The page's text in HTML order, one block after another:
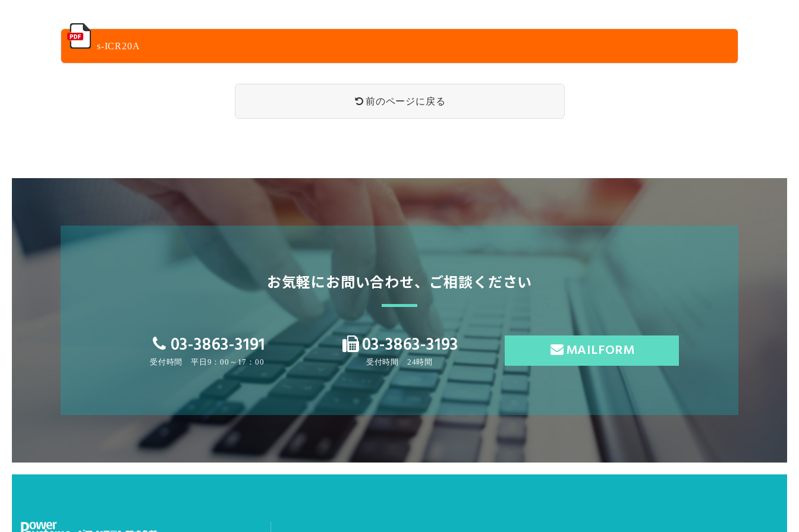
s-ICR20A
前のページに戻る
お気軽にお問い合わせ、ご相談ください
03-3863-3191
受付時間 平日9：00～17：00
03-3863-3193
受付時間 24時間
MAILFORM